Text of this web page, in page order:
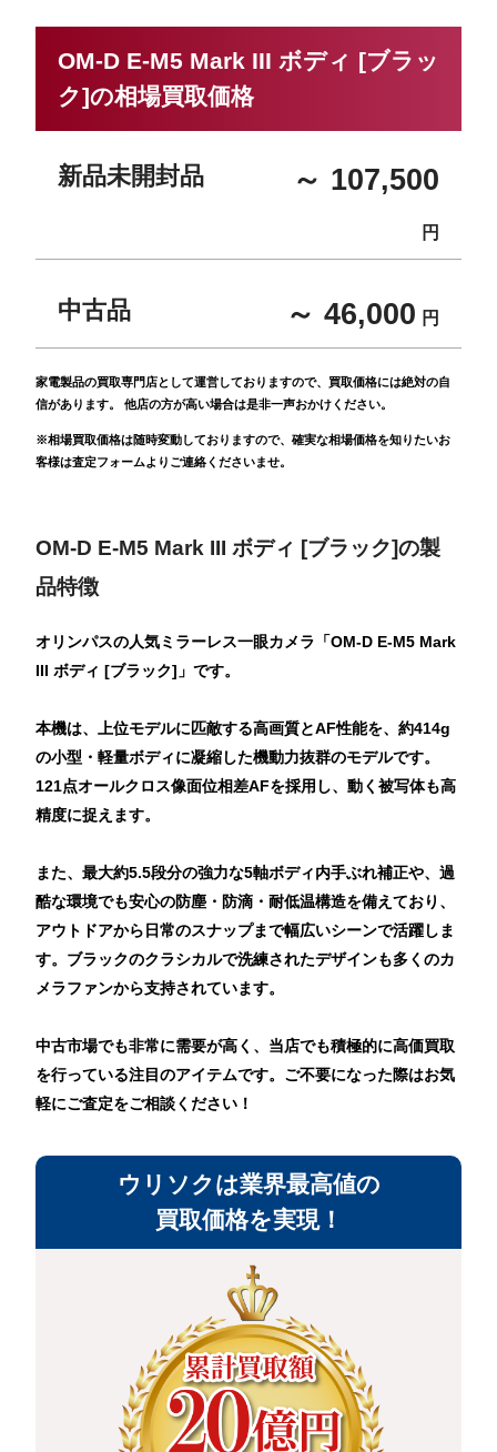
OM-D E-M5 Mark III ボディ [ブラッ
ク]の相場買取価格
新品未開封品 ～ 107,500
円
中古品 ～ 46,000 円
家電製品の買取専門店として運営しておりますので、買取価格には絶対の自
信があります。 他店の方が高い場合は是非一声おかけください。
※相場買取価格は随時変動しておりますので、確実な相場価格を知りたいお
客様は査定フォームよりご連絡くださいませ。
OM-D E-M5 Mark III ボディ [ブラック]の製
品特徴
オリンパスの人気ミラーレス一眼カメラ「OM-D E-M5 Mark
III ボディ [ブラック]」です。
本機は、上位モデルに匹敵する高画質とAF性能を、約414g
の小型・軽量ボディに凝縮した機動力抜群のモデルです。
121点オールクロス像面位相差AFを採用し、動く被写体も高
精度に捉えます。
また、最大約5.5段分の強力な5軸ボディ内手ぶれ補正や、過
酷な環境でも安心の防塵・防滴・耐低温構造を備えており、
アウトドアから日常のスナップまで幅広いシーンで活躍しま
す。ブラックのクラシカルで洗練されたデザインも多くのカ
メラファンから支持されています。
中古市場でも非常に需要が高く、当店でも積極的に高価買取
を行っている注目のアイテムです。ご不要になった際はお気
軽にご査定をご相談ください！
ウリソクは業界最高値の
買取価格を実現！